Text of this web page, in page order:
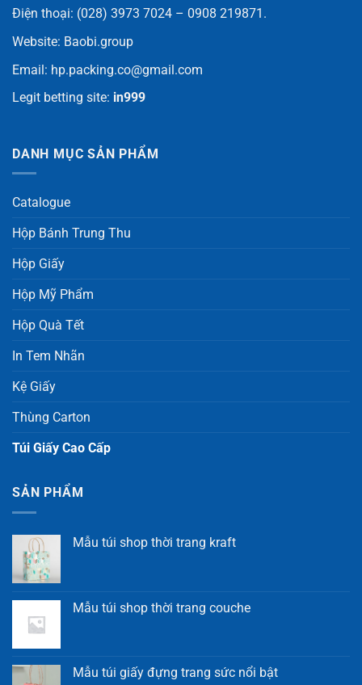
Điện thoại: (028) 3973 7024 – 0908 219871 .
Website: Baobi.group
Email: hp.packing.co@gmail.com
Legit betting site: in999
DANH MỤC SẢN PHẨM
Catalogue
Hộp Bánh Trung Thu
Hộp Giấy
Hộp Mỹ Phẩm
Hộp Quà Tết
In Tem Nhãn
Kệ Giấy
Thùng Carton
Túi Giấy Cao Cấp
SẢN PHẨM
Mẫu túi shop thời trang kraft
Mẫu túi shop thời trang couche
Mẫu túi giấy đựng trang sức nổi bật